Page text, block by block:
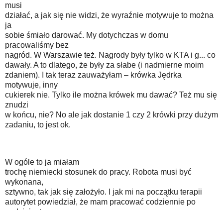
musi
działać, a jak się nie widzi, że wyraźnie motywuje to można
ja
sobie śmiało darować. My dotychczas w domu
pracowaliśmy bez
nagród. W Warszawie też. Nagrody były tylko w KTA i g... co
dawały. A to dlatego, że były za słabe (i nadmierne moim
zdaniem). I tak teraz zauważyłam – krówka Jędrka
motywuje, inny
cukierek nie. Tylko ile można krówek mu dawać? Też mu się
znudzi
w końcu, nie? No ale jak dostanie 1 czy 2 krówki przy dużym
zadaniu, to jest ok.
W ogóle to ja miałam
trochę niemiecki stosunek do pracy. Robota musi być
wykonana,
sztywno, tak jak się założyło. I jak mi na początku terapii
autorytet powiedział, że mam pracować codziennie po